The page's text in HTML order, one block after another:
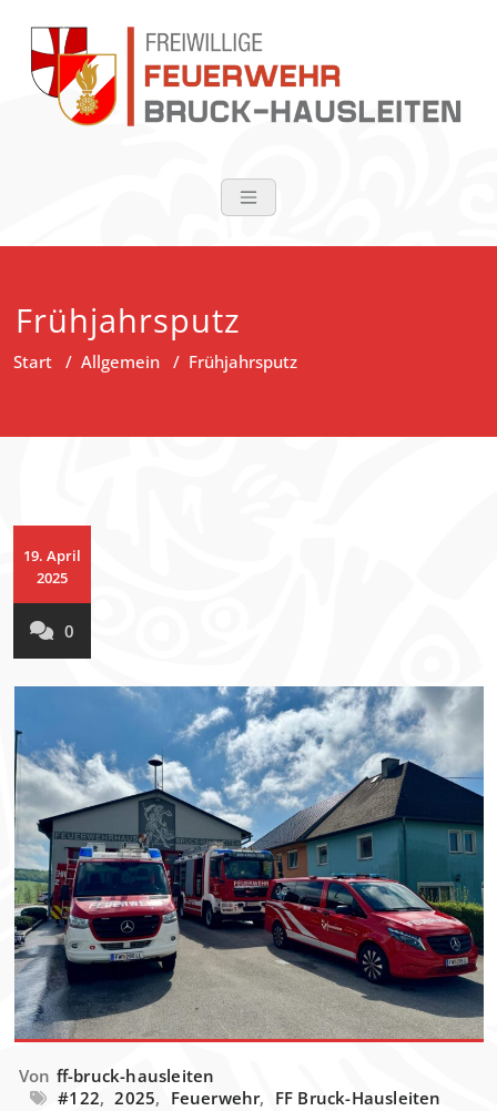
springen
FF Bruck-
Frühjahrsputz
Start / Allgemein / Frühjahrsputz
19. April
2025
0
Von ff-bruck-hausleiten
#122, 2025, Feuerwehr, FF Bruck-Hausleiten